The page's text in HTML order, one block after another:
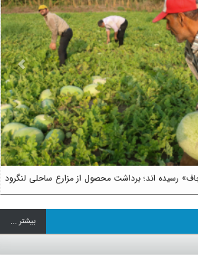
رسیده اند؛ برداشت محصول از مزارع ساحلی لنگرود
بيشتر ...